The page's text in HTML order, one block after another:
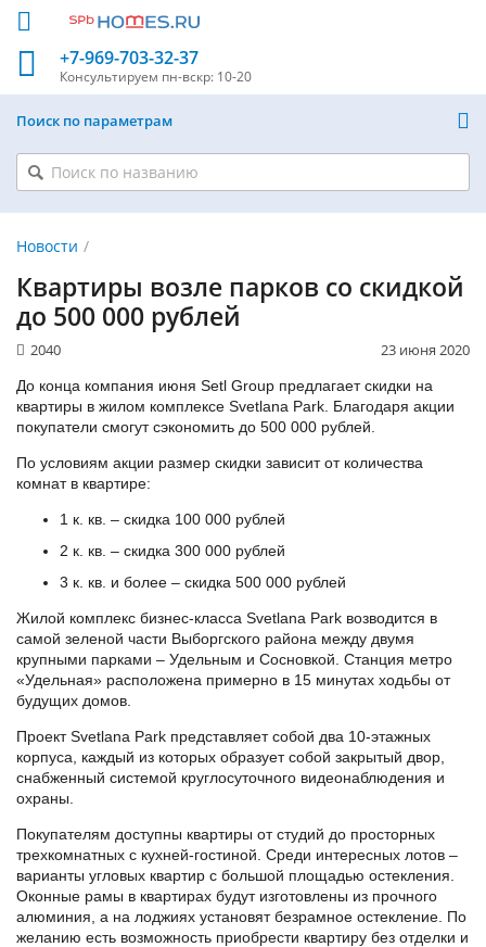
+7-969-703-32-37
Консультируем пн-вскр: 10-20
Поиск по параметрам
Новости
Квартиры возле парков со скидкой
до 500 000 рублей
23 июня 2020
2040
До конца компания июня Setl Group предлагает скидки на
квартиры в жилом комплексе Svetlana Park. Благодаря акции
покупатели смогут сэкономить до 500 000 рублей.
По условиям акции размер скидки зависит от количества
комнат в квартире:
1 к. кв. – скидка 100 000 рублей
2 к. кв. – скидка 300 000 рублей
3 к. кв. и более – скидка 500 000 рублей
Жилой комплекс бизнес-класса Svetlana Park возводится в
самой зеленой части Выборгского района между двумя
крупными парками – Удельным и Сосновкой. Станция метро
«Удельная» расположена примерно в 15 минутах ходьбы от
будущих домов.
Проект Svetlana Park представляет собой два 10-этажных
корпуса, каждый из которых образует собой закрытый двор,
снабженный системой круглосуточного видеонаблюдения и
охраны.
Покупателям доступны квартиры от студий до просторных
трехкомнатных с кухней-гостиной. Среди интересных лотов –
варианты угловых квартир с большой площадью остекления.
Оконные рамы в квартирах будут изготовлены из прочного
алюминия, а на лоджиях установят безрамное остекление. По
желанию есть возможность приобрести квартиру без отделки и